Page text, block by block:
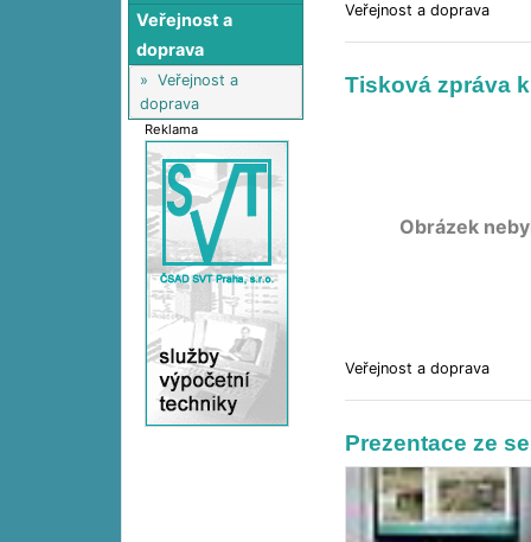
Veřejnost a
doprava
» Veřejnost a
doprava
Reklama
Veřejnost a doprava
Tisková zpráva
Obrázek
Veřejnost a doprava
Prezentace ze